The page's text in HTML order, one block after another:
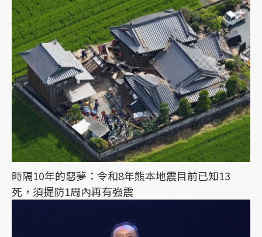
時隔10年的惡夢：令和8年熊本地震目前已知13
死，須提防1周內再有強震